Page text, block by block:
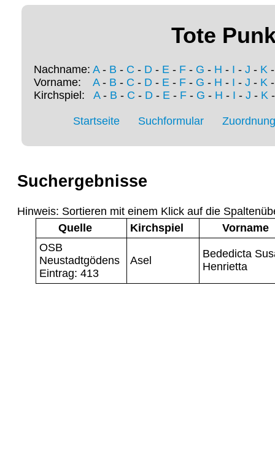
Tote
Nachname: A- B - C - D - E - F - G - H - I - J - K
Vorname: A- B - C - D - E - F - G - H - I - J - K
Kirchspiel: A- B - C - D- E- F- G - H - I - J - K
Startseite Suchformular
Suchergebnisse
Hinweis: Sortieren mit einem Klick auf die
Quelle
Kirchspiel
Vorname
OSB
Neustadtgödens
Eintrag: 413
Asel
Bededicta
Henrietta